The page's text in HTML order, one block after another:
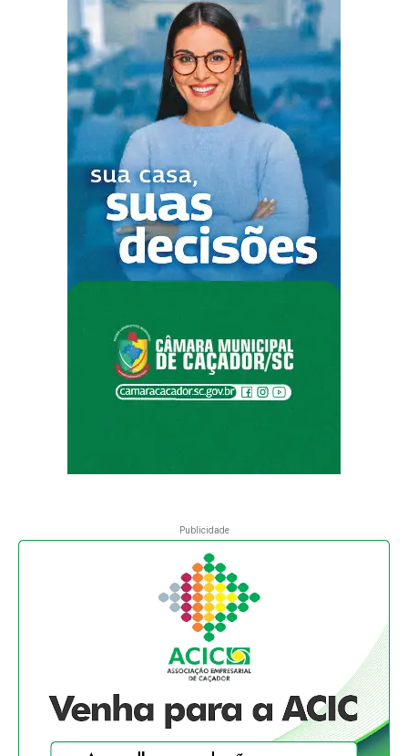
Publicidade